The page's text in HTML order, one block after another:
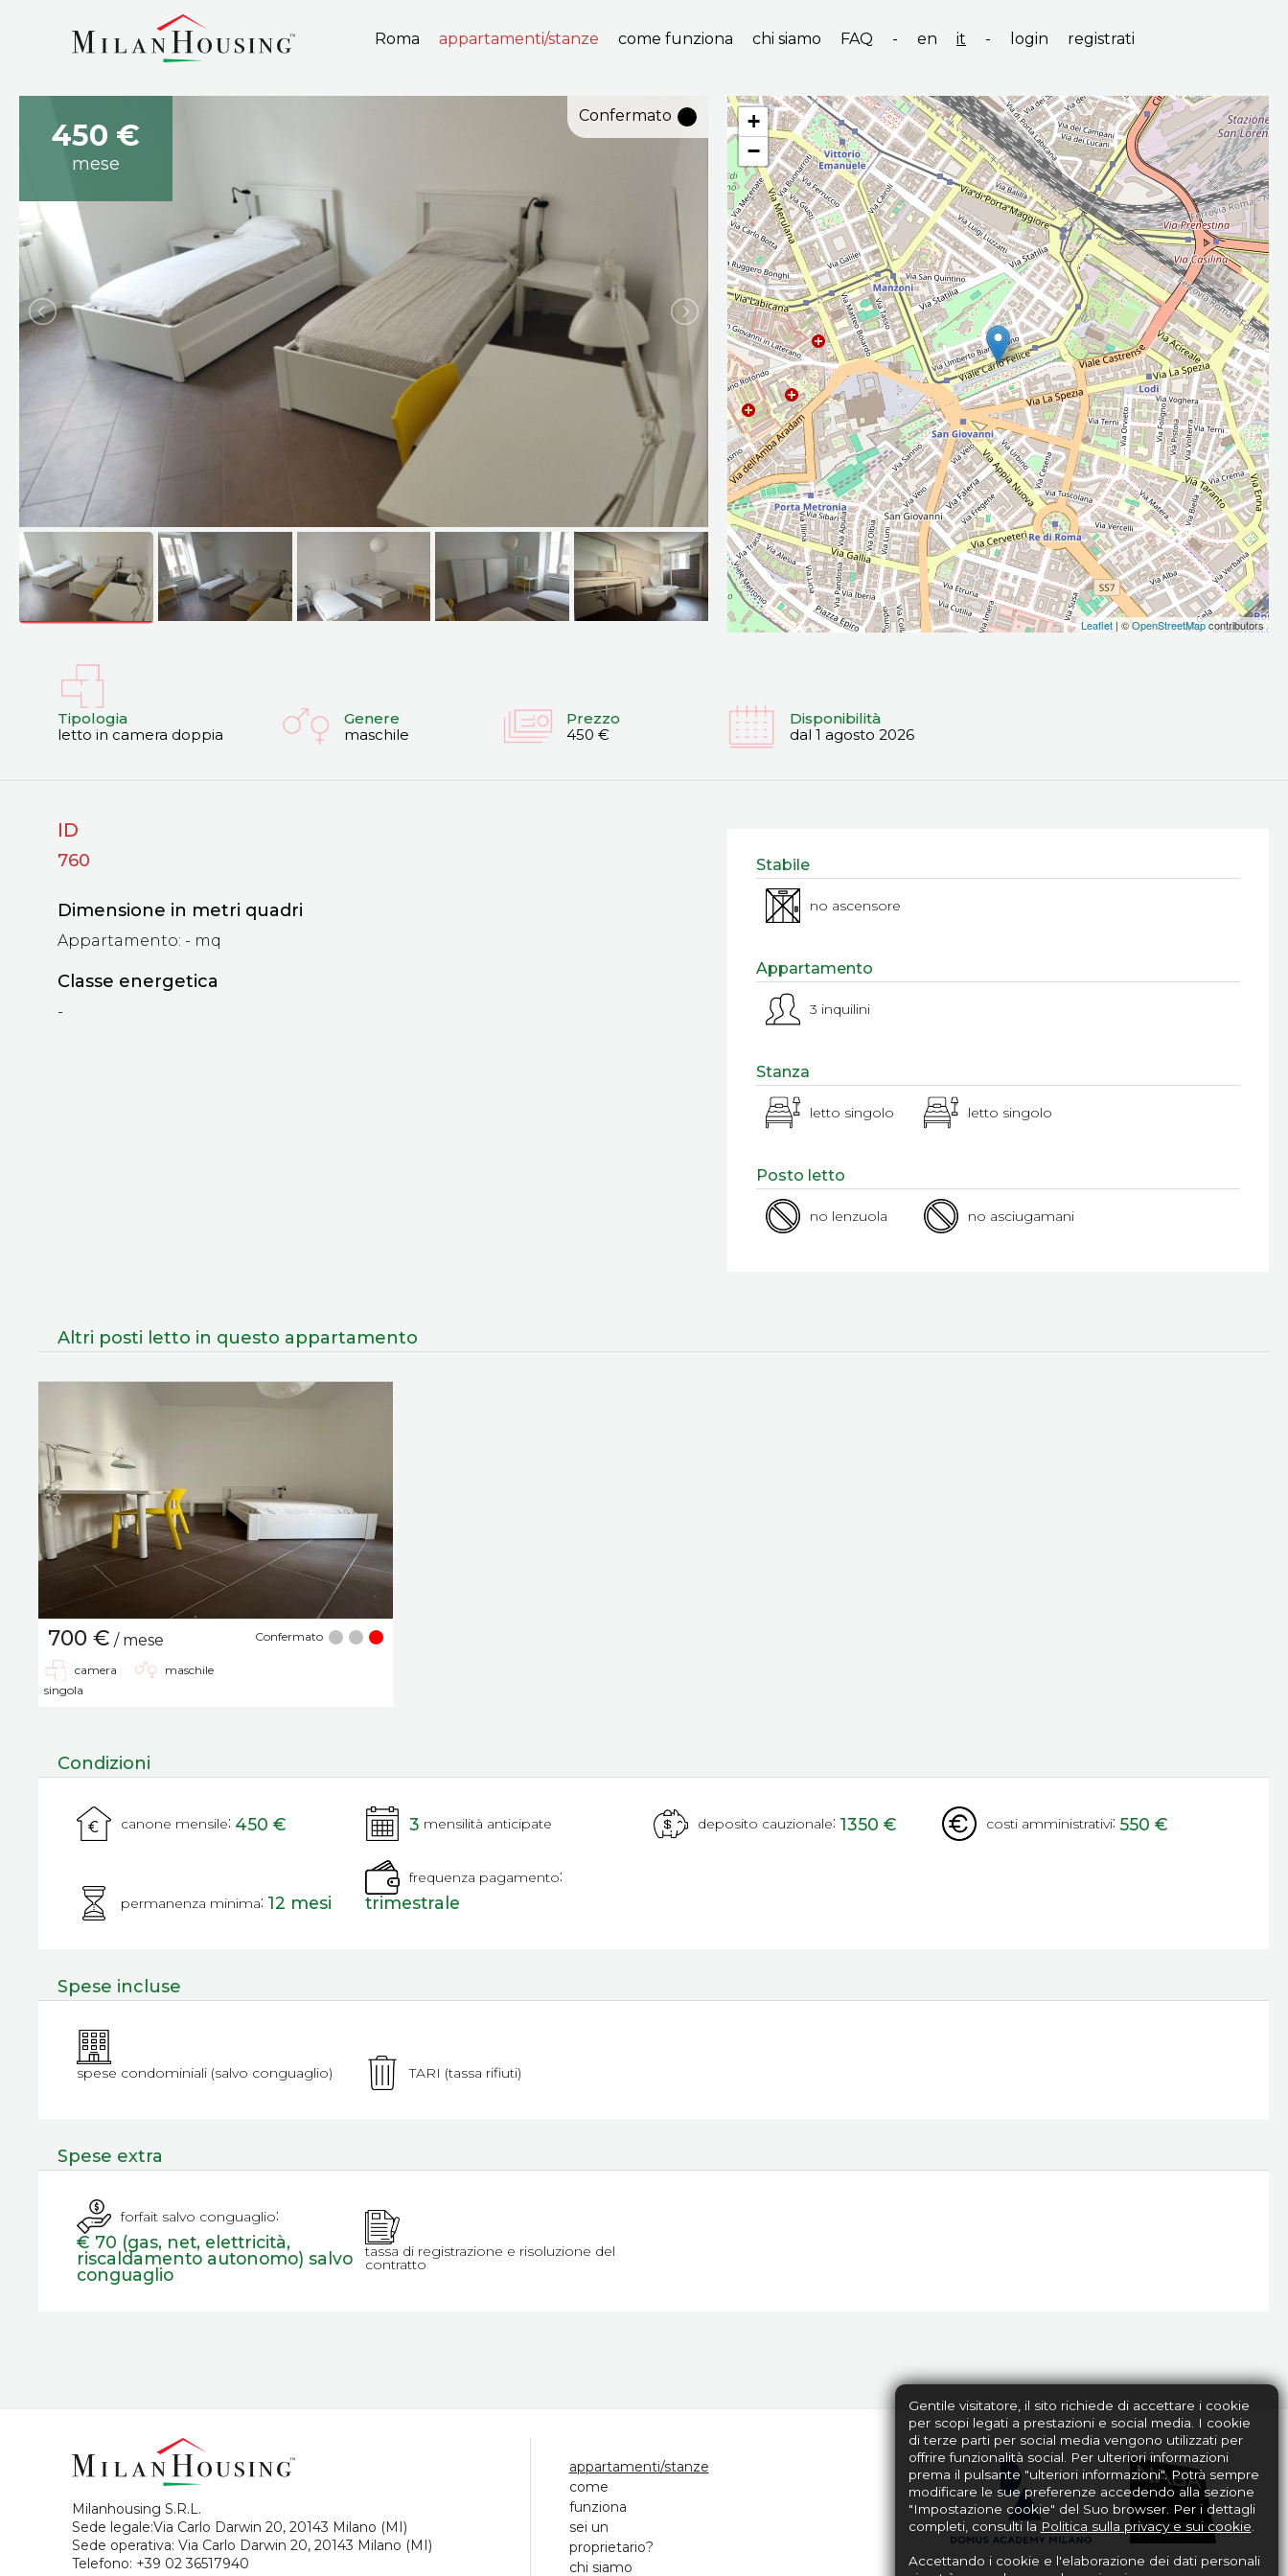
Roma appartamenti/stanze come funziona chi siamo FAQ - en it - login registrati
Confermato
450 €
mese
+
−
Leaflet| ©OpenStreetMapcontributors
Tipologia
letto in camera doppia
Genere
maschile
Prezzo
450 €
Disponibilità
dal 1 agosto 2026
ID
760
Dimensione in metri quadri
Appartamento: - mq
Classe energetica
-
Stabile
no ascensore
Appartamento
3 inquilini
Stanza
letto singolo letto singolo
Posto letto
no lenzuola no asciugamani
Altri posti letto in questo appartamento
700 € / mese Confermato
camera
singola
maschile
Condizioni
canone mensile: 450 € 3 mensilità anticipate deposito cauzionale: 1350 € costi amministrativi: 550 €
permanenza minima: 12 mesi
frequenza pagamento:
trimestrale
Spese incluse
spese condominiali (salvo conguaglio) TARI (tassa rifiuti)
Spese extra
forfait salvo conguaglio:
€ 70 (gas, net, elettricità,
riscaldamento autonomo) salvo
conguaglio
tassa di registrazione e risoluzione del
contratto
Milanhousing S.R.L.
Sede legale:Via Carlo Darwin 20, 20143 Milano (MI)
Sede operativa: Via Carlo Darwin 20, 20143 Milano (MI)
Telefono: +39 02 36517940
appartamenti/stanze
come
funziona
sei un
proprietario?
chi siamo
Gentile visitatore, il sito richiede di accettare i cookie
per scopi legati a prestazioni e social media. I cookie
di terze parti per social media vengono utilizzati per
offrire funzionalità social. Per ulteriori informazioni
prema il pulsante "ulteriori informazioni". Potrà sempre
modificare le sue preferenze accedendo alla sezione
"Impostazione cookie" del Suo browser. Per i dettagli
completi, consulti la Politica sulla privacy e sui cookie.
Accettando i cookie e l'elaborazione dei dati personali